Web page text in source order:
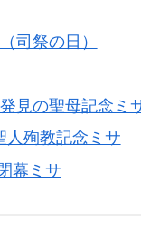
司祭の日）
見の聖母記念ミ
殉教記念ミサ
幕ミサ